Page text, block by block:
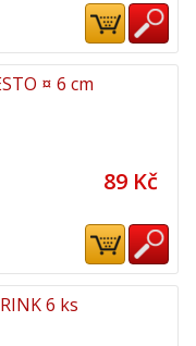
¤ 6 cm
89 Kč
6 ks